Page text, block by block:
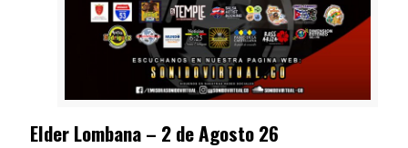
Elder Lombana – 2 de Agosto 26